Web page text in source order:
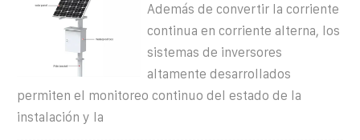
Además de convertir la corriente
continua en corriente alterna, los
sistemas de inversores
altamente desarrollados
permiten el monitoreo continuo del estado de la
instalación y la